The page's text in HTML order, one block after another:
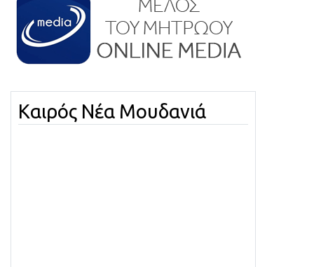
Καιρός Νέα Μουδανιά